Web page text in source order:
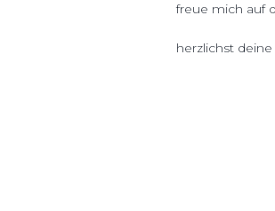
freue mich auf
herzlichst